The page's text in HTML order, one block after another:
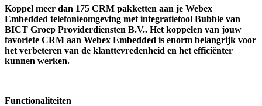
Koppel meer dan 175 CRM pakketten aan je Webex
Embedded telefonieomgeving met integratietool Bubble van
BICT Groep Providerdiensten B.V.. Het koppelen van jouw
favoriete CRM aan Webex Embedded is enorm belangrijk voor
het verbeteren van de klanttevredenheid en het efficiënter
kunnen werken.
Functionaliteiten